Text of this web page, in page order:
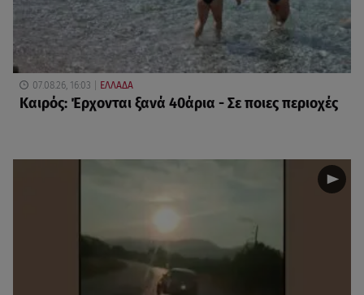
07.08.26, 16:03 ΕΛΛΑΔΑ
Καιρός: Έρχονται ξανά 40άρια - Σε ποιες περιοχές